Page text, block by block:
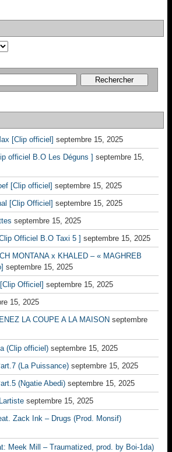
[Clip officiel] septembre 15, 2025
officiel B.O Les Déguns ] septembre 15,
[Clip officiel] septembre 15, 2025
[Clip Officiel] septembre 15, 2025
septembre 15, 2025
Officiel B.O Taxi 5 ] septembre 15, 2025
MONTANA x KHALED – « MAGHREB
septembre 15, 2025
Officiel] septembre 15, 2025
15, 2025
LA COUPE A LA MAISON septembre
(Clip officiel) septembre 15, 2025
(La Puissance) septembre 15, 2025
(Ngatie Abedi) septembre 15, 2025
septembre 15, 2025
Zack Ink – Drugs (Prod. Monsif)
Meek Mill – Traumatized, prod. by Boi-1da)